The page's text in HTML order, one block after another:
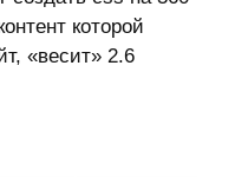
которой
«весит» 2.6